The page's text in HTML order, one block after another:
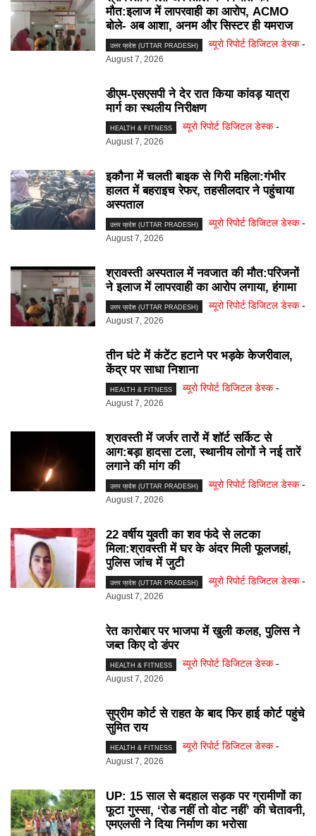
मौत:इलाज में लापरवाही का आरोप, ACMO
बोले- अब आशा, अनम और सिस्टर ही यमराज
उत्तर प्रदेश (UTTAR PRADESH) ब्यूरो रिपोर्ट डिजिटल डेस्क -
August 7, 2026
डीएम-एसएसपी ने देर रात किया कांवड़ यात्रा
मार्ग का स्थलीय निरीक्षण
HEALTH & FITNESS ब्यूरो रिपोर्ट डिजिटल डेस्क -
August 7, 2026
इकौना में चलती बाइक से गिरी महिला:गंभीर
हालत में बहराइच रेफर, तहसीलदार ने पहुंचाया
अस्पताल
उत्तर प्रदेश (UTTAR PRADESH) ब्यूरो रिपोर्ट डिजिटल डेस्क -
August 7, 2026
श्रावस्ती अस्पताल में नवजात की मौत:परिजनों
ने इलाज में लापरवाही का आरोप लगाया, हंगामा
उत्तर प्रदेश (UTTAR PRADESH) ब्यूरो रिपोर्ट डिजिटल डेस्क -
August 7, 2026
तीन घंटे में कंटेंट हटाने पर भड़के केजरीवाल,
केंद्र पर साधा निशाना
HEALTH & FITNESS ब्यूरो रिपोर्ट डिजिटल डेस्क -
August 7, 2026
श्रावस्ती में जर्जर तारों में शॉर्ट सर्किट से
आग:बड़ा हादसा टला, स्थानीय लोगों ने नई तारें
लगाने की मांग की
उत्तर प्रदेश (UTTAR PRADESH) ब्यूरो रिपोर्ट डिजिटल डेस्क -
August 7, 2026
22 वर्षीय युवती का शव फंदे से लटका
मिला:श्रावस्ती में घर के अंदर मिली फूलजहां,
पुलिस जांच में जुटी
उत्तर प्रदेश (UTTAR PRADESH) ब्यूरो रिपोर्ट डिजिटल डेस्क -
August 7, 2026
रेत कारोबार पर भाजपा में खुली कलह, पुलिस ने
जब्त किए दो डंपर
HEALTH & FITNESS ब्यूरो रिपोर्ट डिजिटल डेस्क -
August 7, 2026
सुप्रीम कोर्ट से राहत के बाद फिर हाई कोर्ट पहुंचे
सुमित राय
HEALTH & FITNESS ब्यूरो रिपोर्ट डिजिटल डेस्क -
August 7, 2026
UP: 15 साल से बदहाल सड़क पर ग्रामीणों का
फूटा गुस्सा, ‘रोड नहीं तो वोट नहीं’ की चेतावनी,
एमएलसी ने दिया निर्माण का भरोसा